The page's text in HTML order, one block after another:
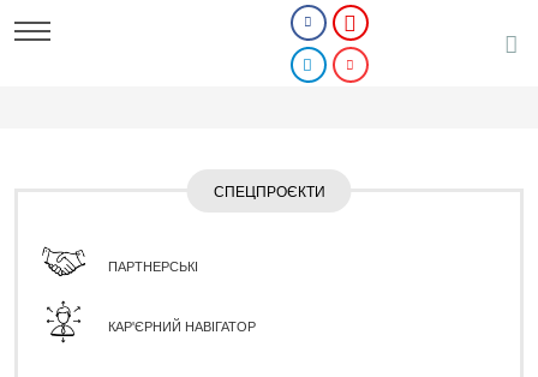
СПЕЦПРОЄКТИ
ПАРТНЕРСЬКІ
КАР'ЄРНИЙ НАВІГАТОР